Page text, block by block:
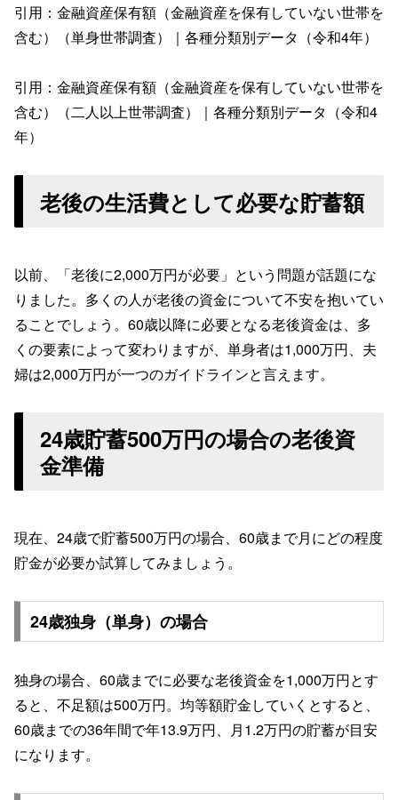
引用：金融資産保有額（金融資産を保有していない世帯を
含む）（単身世帯調査）｜各種分類別データ（令和4年）
引用：金融資産保有額（金融資産を保有していない世帯を
含む）（二人以上世帯調査）｜各種分類別データ（令和4
年）
老後の生活費として必要な貯蓄額
以前、「老後に2,000万円が必要」という問題が話題にな
りました。多くの人が老後の資金について不安を抱いてい
ることでしょう。60歳以降に必要となる老後資金は、多
くの要素によって変わりますが、単身者は1,000万円、夫
婦は2,000万円が一つのガイドラインと言えます。
24歳貯蓄500万円の場合の老後資
金準備
現在、24歳で貯蓄500万円の場合、60歳まで月にどの程度
貯金が必要か試算してみましょう。
24歳独身（単身）の場合
独身の場合、60歳までに必要な老後資金を1,000万円とす
ると、不足額は500万円。均等額貯金していくとすると、
60歳までの36年間で年13.9万円、月1.2万円の貯蓄が目安
になります。